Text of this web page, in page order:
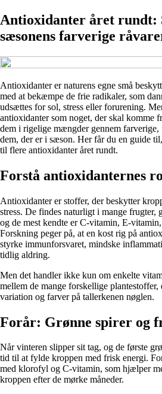
Antioxidanter året rundt:
sæsonens farverige
Antioxidanter er naturens egne små
med at bekæmpe de frie radikaler, som
udsættes for sol, stress eller forurening.
antioxidanter som noget, der skal komme
dem i rigelige mængder gennem farverige,
dem, der er i sæson. Her får du en guide
til flere antioxidanter året rundt.
Forstå antioxidanternes
Antioxidanter er stoffer, der beskytter
stress. De findes naturligt i mange frugter,
og de mest kendte er C-vitamin, E-
Forskning peger på, at en kost rig på
styrke immunforsvaret, mindske
tidlig aldring.
Men det handler ikke kun om enkelte
mellem de mange forskellige
variation og farver på tallerkenen nøglen.
Forår: Grønne spirer og
Når vinteren slipper sit tag, og de første
tid til at fylde kroppen med frisk energi.
med klorofyl og C-vitamin, som hjælper
kroppen efter de mørke måneder.